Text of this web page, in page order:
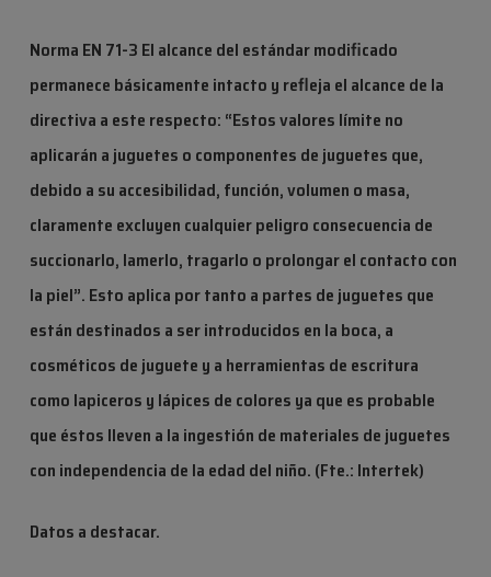
Norma EN 71-3 El alcance del estándar modificado
permanece básicamente intacto y refleja el alcance de la
directiva a este respecto: “Estos valores límite no
aplicarán a juguetes o componentes de juguetes que,
debido a su accesibilidad, función, volumen o masa,
claramente excluyen cualquier peligro consecuencia de
succionarlo, lamerlo, tragarlo o prolongar el contacto con
la piel”. Esto aplica por tanto a partes de juguetes que
están destinados a ser introducidos en la boca, a
cosméticos de juguete y a herramientas de escritura
como lapiceros y lápices de colores ya que es probable
que éstos lleven a la ingestión de materiales de juguetes
con independencia de la edad del niño. (Fte.: Intertek)
Datos a destacar.